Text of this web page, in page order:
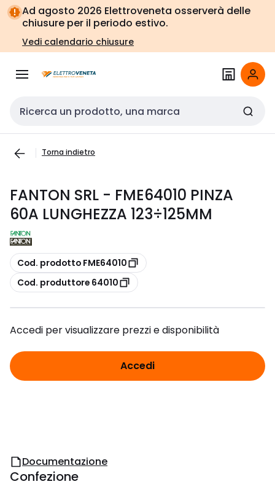
Vai alla
navigazione
Vai
alla
pagina
Ad agosto 2026 Elettroveneta osserverà delle
chiusure per il periodo estivo.
Vedi calendario chiusure
Cerca input
Torna indietro
FANTON SRL - FME64010 PINZA
60A LUNGHEZZA 123÷125MM
copia
Cod. prodotto FME64010
copia
Cod. produttore 64010
Accedi per visualizzare prezzi e disponibilità
Accedi
Documentazione
Confezione